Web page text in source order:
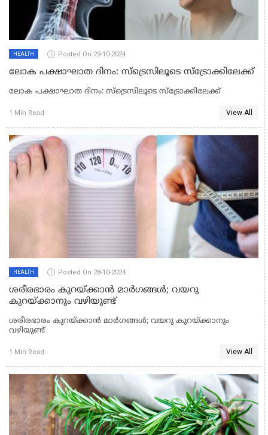
HEALTH Posted On 29-10-2024
ലോക പക്ഷാഘാത ദിനം: സ്‌ട്രെസിലൂടെ സ്‌ട്രോക്കിലേക്ക്
ലോക പക്ഷാഘാത ദിനം: സ്‌ട്രെസിലൂടെ സ്‌ട്രോക്കിലേക്ക്
1 Min Read View All
HEALTH Posted On 28-10-2024
ശരീരഭാരം കുറയ്ക്കാന്‍ മാര്‍ഗങ്ങള്‍; വയറു
കുറയ്ക്കാനും വഴിയുണ്ട്
ശരീരഭാരം കുറയ്ക്കാന്‍ മാര്‍ഗങ്ങള്‍; വയറു കുറയ്ക്കാനും
വഴിയുണ്ട്
1 Min Read View All